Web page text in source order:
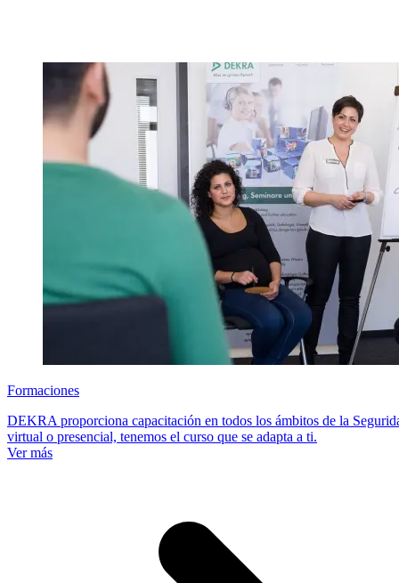
Formaciones
DEKRA proporciona capacitación en todos los ámbitos de la
virtual o presencial, tenemos el curso que se adapta a ti.
Ver más